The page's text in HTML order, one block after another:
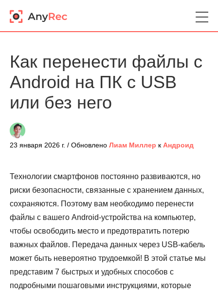
Как перенести файлы с
Android на ПК с USB
или без него
23 января 2026 г. / Обновлено Лиам Миллер к Андроид
Технологии смартфонов постоянно развиваются, но
риски безопасности, связанные с хранением данных,
сохраняются. Поэтому вам необходимо перенести
файлы с вашего Android-устройства на компьютер,
чтобы освободить место и предотвратить потерю
важных файлов. Передача данных через USB-кабель
может быть невероятно трудоемкой! В этой статье мы
представим 7 быстрых и удобных способов с
подробными пошаговыми инструкциями, которые